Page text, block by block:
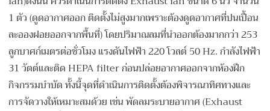
1 ตัว (ดูดอากาศออก ติดตั้งไม่สูงมากเพราะต้องดูดอากาศที่ปนเปื้อน
ละอองฝอยออกจากพื้นที่) โดยปริมาณลมที่นำออกต้องมากกว่า 253
ลูกบาศก์เมตรต่อชั่วโมง แรงดันไฟฟ้า 220 โวลต์ 50 Hz. กำลังไฟฟ้า
31 วัตต์และติด HEPA filter ก่อนปล่อยอากาศออกจากห้องฝึก
กิจกรรมบำบัด ทั้งนี้จุดที่ดำเนินการติดตั้งต้องพิจารณาทิศทางและ
การจัดวางให้เหมาะสมด้วย เช่น พัดลมระบายอากาศ (Exhaust